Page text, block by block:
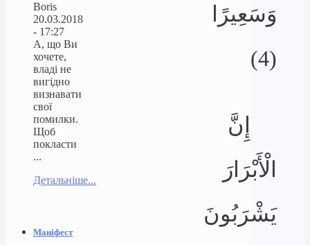
وَسَعِيرًا
(4)
إِنَّ
الْأَبْرَارَ
يَشْرَبُونَ
Boris
20.03.2018
- 17:27
А, що Ви
хочете,
владі не
вигідно
визнавати
свої
помилки.
Щоб
покласти
...
Детальніше...
Маніфест